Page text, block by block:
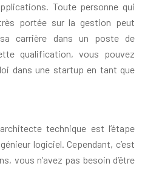
Toute personne qui
portée sur la gestion peut
sa carrière dans un poste de
qualification, vous pouvez
dans une startup en tant que
technique est l’étape
logiciel. Cependant, c’est
vous n’avez pas besoin d’être